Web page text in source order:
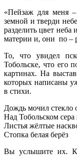
«Пейзаж для меня –
земной и тверди
разделить цвет
материи и, они по –
То, что увидел
Тобольске, что его
картинах. На
которых написаны
в стихи.
Дождь мочил стекло
Над Тобольском сера
Листья жёлтые
Стопка белая берёз
Вы услышите их.